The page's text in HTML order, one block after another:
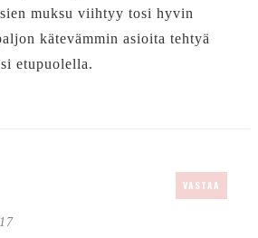
muksu viihtyy tosi hyvin
kätevämmin asioita tehtyä
etupuolella.
VASTAA